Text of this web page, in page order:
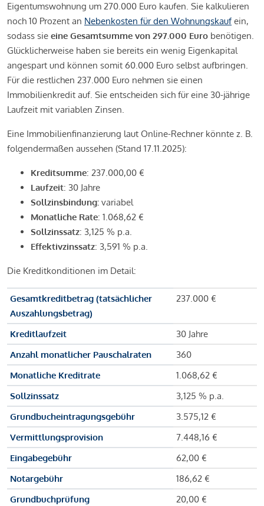
Eigentumswohnung um 270.000 Euro kaufen. Sie kalkulieren
noch 10 Prozent an Nebenkosten für den Wohnungskaufein,
sodass sie eine Gesamtsumme von 297.000 Euro benötigen.
Glücklicherweise haben sie bereits ein wenig Eigenkapital
angespart und können somit 60.000 Euro selbst aufbringen.
Für die restlichen 237.000 Euro nehmen sie einen
Immobilienkredit auf. Sie entscheiden sich für eine 30-jährige
Laufzeit mit variablen Zinsen.
Eine Immobilienfinanzierung laut Online-Rechner könnte z. B.
folgendermaßen aussehen (Stand 17.11.2025):
Kreditsumme: 237.000,00 €
Laufzeit: 30 Jahre
Sollzinsbindung: variabel
Monatliche Rate: 1.068,62 €
Sollzinssatz: 3,125 % p.a.
Effektivzinssatz: 3,591 % p.a.
Die Kreditkonditionen im Detail:
Gesamtkreditbetrag (tatsächlicher
Auszahlungsbetrag)
237.000 €
Kreditlaufzeit
30 Jahre
Anzahl monatlicher Pauschalraten
360
Monatliche Kreditrate
1.068,62 €
Sollzinssatz
3,125 % p.a.
Grundbucheintragungsgebühr
3.575,12 €
Vermittlungsprovision
7.448,16 €
Eingabegebühr
62,00 €
Notargebühr
186,62 €
Grundbuchprüfung
20,00 €